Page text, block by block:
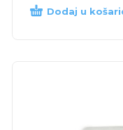
Dodaj u